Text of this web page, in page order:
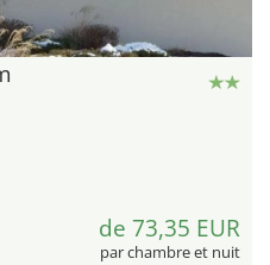
de 73,35 EUR
par chambre et nuit